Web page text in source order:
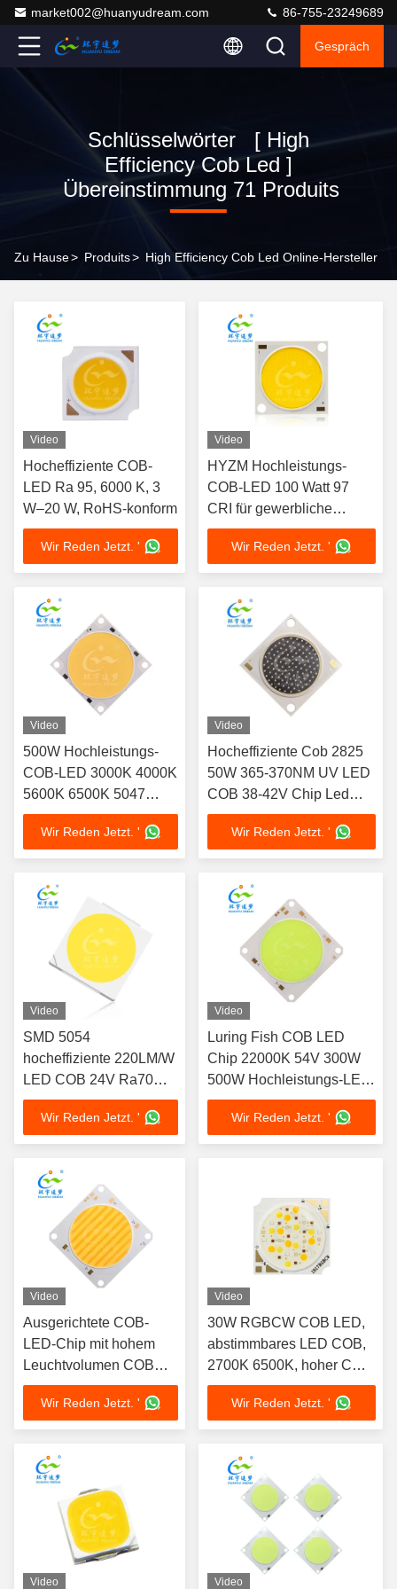
market002@huanyudream.com 86-755-23249689
Gespräch
Schlüsselwörter [ High
Efficiency Cob Led ]
Übereinstimmung 71 Produits
Zu Hause> Produits> High Efficiency Cob Led Online-Hersteller
Video
Hocheffiziente COB-
LED Ra 95, 6000 K, 3
W–20 W, RoHS-konform
Wir Reden Jetzt. '
Video
HYZM Hochleistungs-
COB-LED 100 Watt 97
CRI für gewerbliche
Beleuchtung
Wir Reden Jetzt. '
Video
500W Hochleistungs-
COB-LED 3000K 4000K
5600K 6500K 5047
CRI97+ für Fotolampen
Wir Reden Jetzt. '
Video
Hocheffiziente Cob 2825
50W 365-370NM UV LED
COB 38-42V Chip Led
Cob
Wir Reden Jetzt. '
Video
SMD 5054
hocheffiziente 220LM/W
LED COB 24V Ra70
LED CHIP für
Straßenbeleuchtung
Wir Reden Jetzt. '
Video
Luring Fish COB LED
Chip 22000K 54V 300W
500W Hochleistungs-LED
COB
Wir Reden Jetzt. '
Video
Ausgerichtete COB-
LED-Chip mit hohem
Leuchtvolumen COB
150W+150W 54V LED
COB 2700K+6500K
Wir Reden Jetzt. '
Video
30W RGBCW COB LED,
abstimmbares LED COB,
2700K 6500K, hoher CRI
90, dimmbar, LED,
energieeffizienter Chip-on-
Board-Licht
Wir Reden Jetzt. '
Video Video